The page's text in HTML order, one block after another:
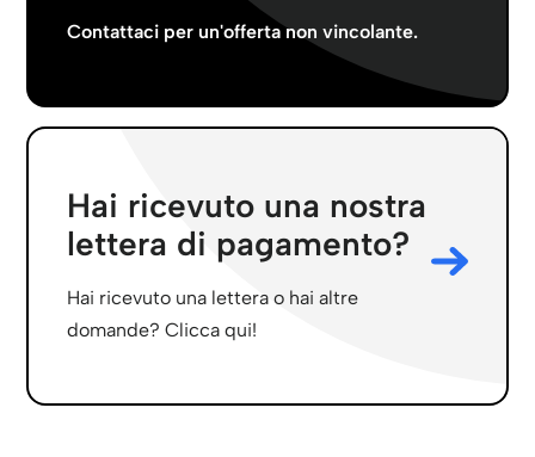
Contattaci per un'offerta non vincolante.
Hai ricevuto una nostra
lettera di pagamento?
Hai ricevuto una lettera o hai altre
domande? Clicca qui!